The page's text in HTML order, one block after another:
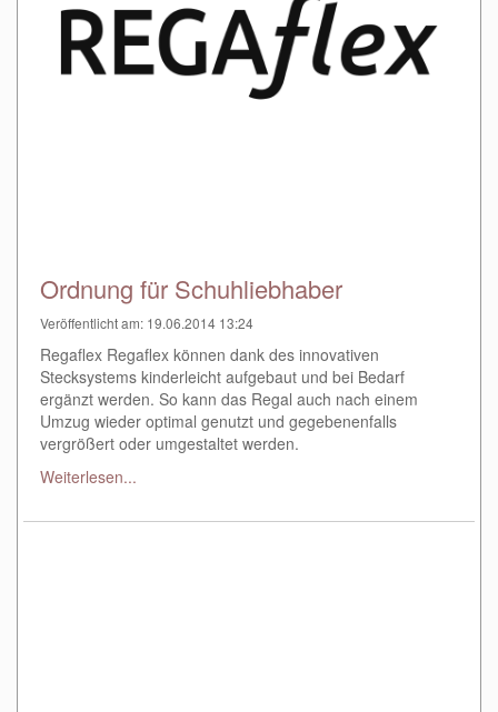
Ordnung für Schuhliebhaber
Veröffentlicht am: 19.06.2014 13:24
Regaflex Regaflex können dank des innovativen
Stecksystems kinderleicht aufgebaut und bei Bedarf
ergänzt werden. So kann das Regal auch nach einem
Umzug wieder optimal genutzt und gegebenenfalls
vergrößert oder umgestaltet werden.
Weiterlesen...